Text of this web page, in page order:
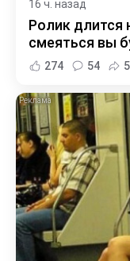
16 ч. назад
Ролик длится
смеяться вы
274 54